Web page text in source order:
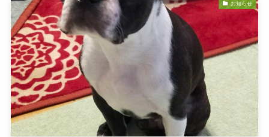
お知らせ